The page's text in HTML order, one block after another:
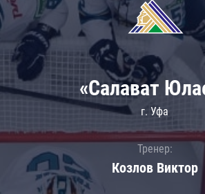
«Салават
г. Уфа
Тренер:
Козлов Виктор